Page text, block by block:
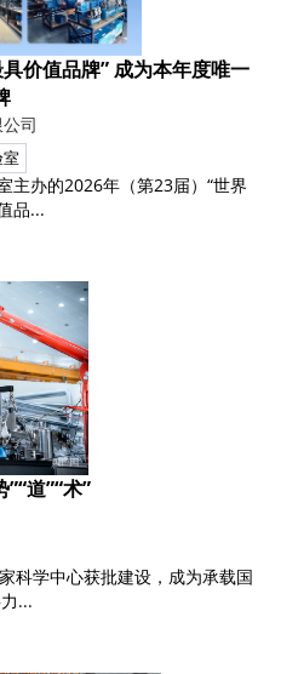
价值品牌” 成为本年度唯一
司
室
主办的2026年（第23届）“世界
品...
道”“术”
科学中心获批建设，成为承载国
...